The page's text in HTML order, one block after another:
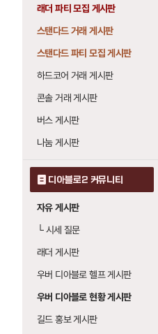
래더 파티 모집 게시판
스탠다드 거래 게시판
스탠다드 파티 모집 게시판
하드코어 거래 게시판
콘솔 거래 게시판
버스 게시판
나눔 게시판
디아블로2 커뮤니티
자유 게시판
└시세 질문
래더 게시판
우버 디아블로 헬프 게시판
우버 디아블로 현황 게시판
길드 홍보 게시판